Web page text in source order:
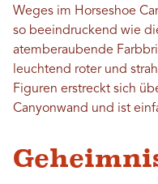
Weges im Horseshoe
so beeindruckend wie
atemberaubende
leuchtend roter und
Figuren erstreckt sich
Canyonwand und ist